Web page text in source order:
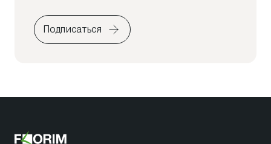
Подписаться